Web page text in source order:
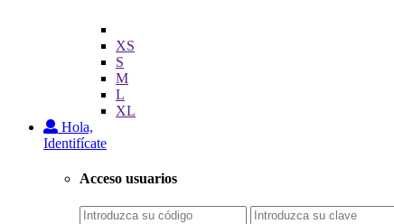
XS
S
M
L
XL
Hola,
Identifícate
Acceso usuarios